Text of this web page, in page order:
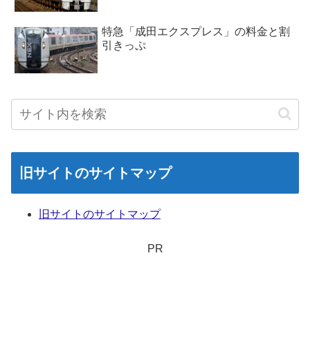
特急「成田エクスプレス」の料金と割
引きっぷ
旧サイトのサイトマップ
旧サイトのサイトマップ
PR